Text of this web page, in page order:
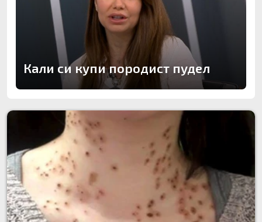
Кали си купи породист пудел